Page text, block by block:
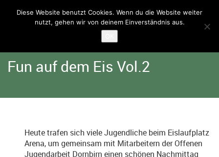
Angebote
Fun auf dem Eis Vol.2
Heute trafen sich viele Jugendliche beim Eislaufplatz
Arena, um gemeinsam mit Mitarbeitern der Offenen
Jugendarbeit Dornbirn einen schönen Nachmittag
Diese Website benutzt Cookies. Wenn du die Website weiter
nutzt, gehen wir von deinem Einverständnis aus.